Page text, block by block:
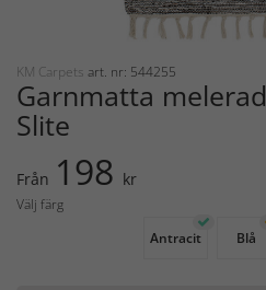
KM Carpets art. nr: 544255
Garnmatta melerad
Slite
Från 198 kr
Välj färg
Antracit
Blå